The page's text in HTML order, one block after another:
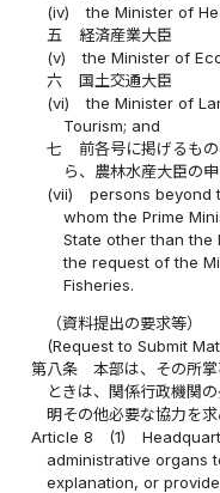
(iv)
the Minister of
五
経済産業大臣
(v)
the Minister of
六
国土交通大臣
(vi)
the Minister of
Tourism; and
七
前各号に掲げるも
ら、農林水産大臣の
(vii)
persons beyond
whom the Prime
State other than the
the request of the
Fisheries.
（資料提出の要求等）
(Request to Submit
第八条
本部は、その所
ときは、関係行政機関
明その他必要な協力を求
Article 8
(1)
administrative organs
explanation, or